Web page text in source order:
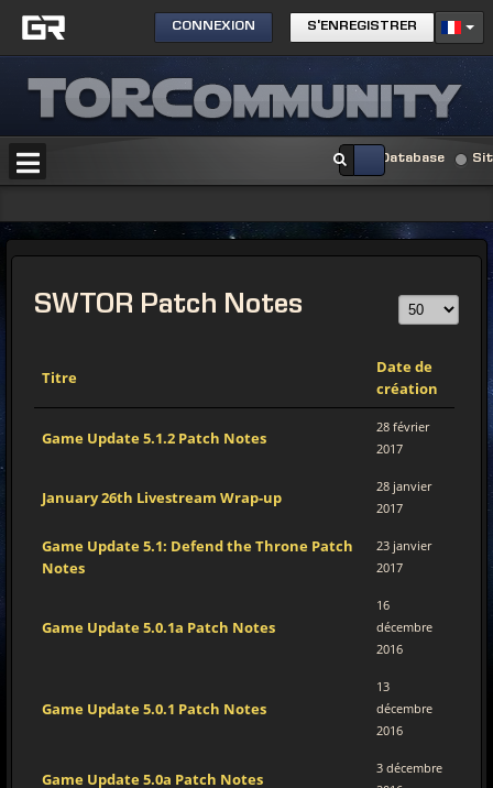
CONNEXION S'ENREGISTRER
Database
SWTOR Patch Notes
Titre
Date de
création
Game Update 5.1.2 Patch Notes
28 février
2017
January 26th Livestream Wrap-up
28 janvier
2017
Game Update 5.1: Defend the Throne Patch
Notes
23 janvier
2017
Game Update 5.0.1a Patch Notes
16
décembre
2016
Game Update 5.0.1 Patch Notes
13
décembre
2016
Game Update 5.0a Patch Notes
3 décembre